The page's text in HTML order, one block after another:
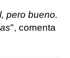
pero bueno.
", comenta